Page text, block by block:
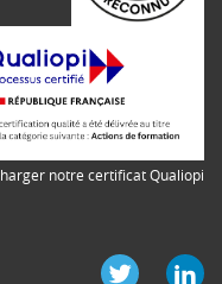
notre certificat Qualiopi